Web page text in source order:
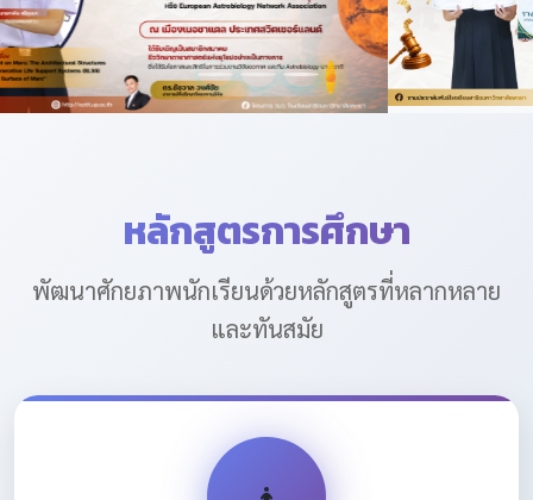
หลักสูตรการศึกษา
พัฒนาศักยภาพนักเรียนด้วยหลักสูตรที่หลากหลาย
และทันสมัย